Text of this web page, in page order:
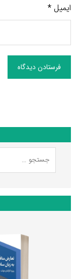
ایمیل*
فرستادن دیدگاه